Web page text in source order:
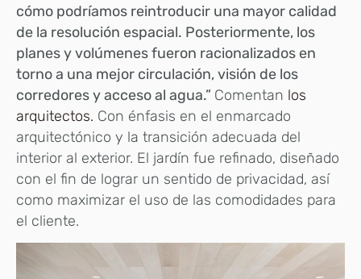
cómo podríamos reintroducir una mayor calidad
de la resolución espacial. Posteriormente, los
planes y volúmenes fueron racionalizados en
torno a una mejor circulación, visión de los
corredores y acceso al agua.” Comentan los
arquitectos. Con énfasis en el enmarcado
arquitectónico y la transición adecuada del
interior al exterior. El jardín fue refinado, diseñado
con el fin de lograr un sentido de privacidad, así
como maximizar el uso de las comodidades para
el cliente.